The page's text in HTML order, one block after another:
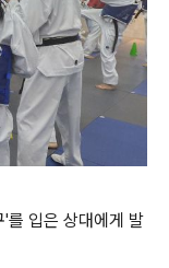
를 입은 상대에게 발